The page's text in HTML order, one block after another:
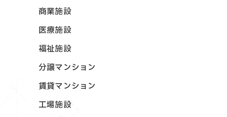
商業施設
医療施設
福祉施設
分譲マンション
賃貸マンション
工場施設